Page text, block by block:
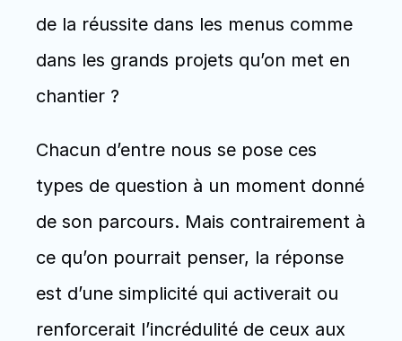
de la réussite dans les menus comme
dans les grands projets qu’on met en
chantier ?
Chacun d’entre nous se pose ces
types de question à un moment donné
de son parcours. Mais contrairement à
ce qu’on pourrait penser, la réponse
est d’une simplicité qui activerait ou
renforcerait l’incrédulité de ceux aux